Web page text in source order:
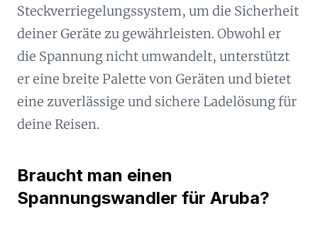
Steckverriegelungssystem, um die Sicherheit
deiner Geräte zu gewährleisten. Obwohl er
die Spannung nicht umwandelt, unterstützt
er eine breite Palette von Geräten und bietet
eine zuverlässige und sichere Ladelösung für
deine Reisen.
Braucht man einen
Spannungswandler für Aruba?